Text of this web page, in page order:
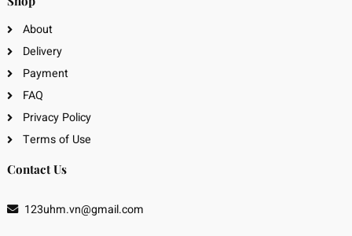
About
Delivery
Payment
FAQ
Privacy Policy
Terms of Use
Contact Us
123uhm.vn@gmail.com